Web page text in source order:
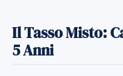
Il Tasso Misto:
5 Anni